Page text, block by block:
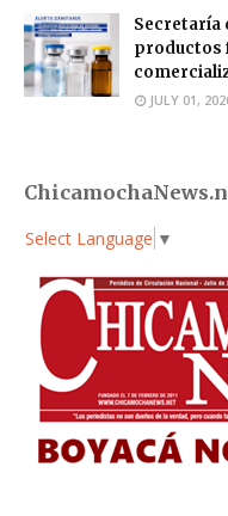
Secretaría
productos
JULY 01,
Select Language ▼